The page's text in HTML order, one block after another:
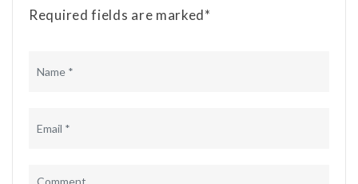
Required fields are marked*